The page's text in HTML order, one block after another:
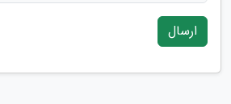
ارسال